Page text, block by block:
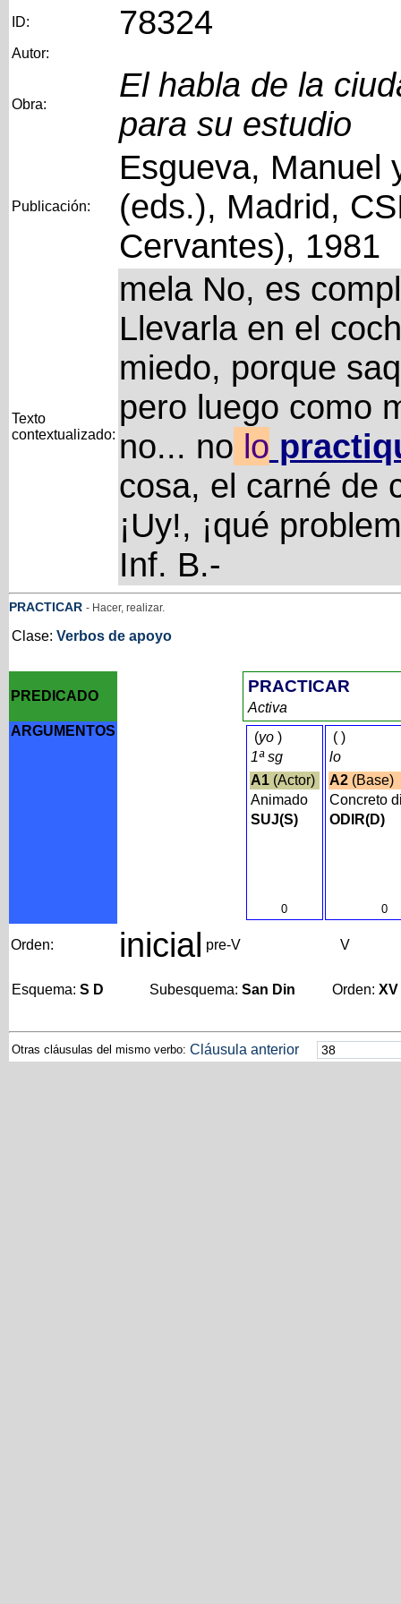
ID: 78324
Autor:
Obra:
El habla de la
para su estudio
Publicación:
Esgueva, Manuel
(eds.), Madrid,
Cervantes), 1981
Texto
contextualizado:
mela No, es
Llevarla en el
miedo, porque
pero luego como
no... no lo
cosa, el carné de
¡Uy!, ¡qué
Inf. B.-
PRACTICAR - Hacer, realizar.
Clase: Verbos de apoyo
PREDICADO
PRACTICAR
Activa
ARGUMENTOS
(yo)
1ª sg
A1(Actor)
Animado
SUJ(S)
0
()
lo
A2(Base)
Concreto
ODIR(D)
0
Orden: inicial pre-V V
Esquema: S D Subesquema: San Din Orden: XV
Otras cláusulas del mismo verbo: Cláusula anterior